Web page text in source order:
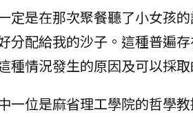
定是在那次聚餐聽了小女孩
分配給我的沙子。這種普遍
種情況發生的原因及可以採取
一位是麻省理工學院的哲學